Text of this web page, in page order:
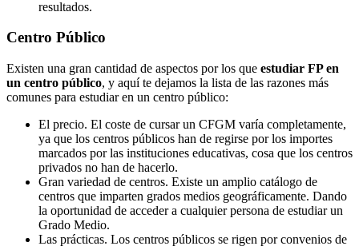
resultados.
Centro Público
Existen una gran cantidad de aspectos por los que estudiar FP en
un centro público, y aquí te dejamos la lista de las razones más
comunes para estudiar en un centro público:
El precio. El coste de cursar un CFGM varía completamente,
ya que los centros públicos han de regirse por los importes
marcados por las instituciones educativas, cosa que los centros
privados no han de hacerlo.
Gran variedad de centros. Existe un amplio catálogo de
centros que imparten grados medios geográficamente. Dando
la oportunidad de acceder a cualquier persona de estudiar un
Grado Medio.
Las prácticas. Los centros públicos se rigen por convenios de